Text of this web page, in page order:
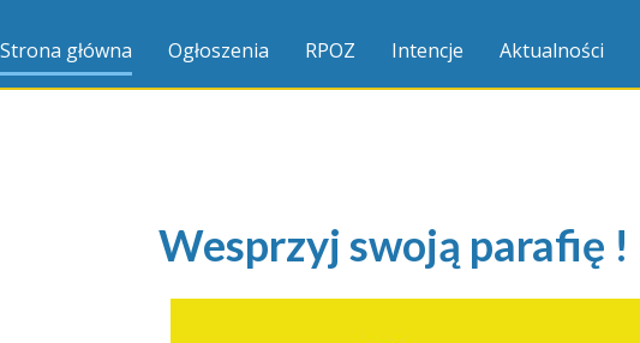
Strona główna Ogłoszenia RPOZ Intencje Aktualności
Wesprzyj swoją parafię !